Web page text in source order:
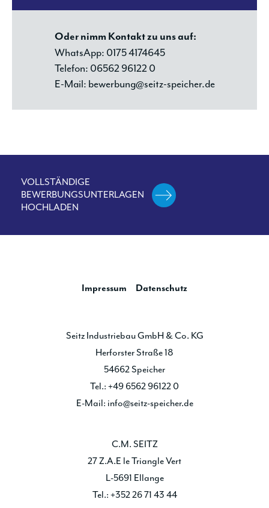
Oder nimm Kontakt zu uns auf:
WhatsApp: 0175 4174645
Telefon: 06562 96122 0
E-Mail: bewerbung@seitz-speicher.de
VOLLSTÄNDIGE
BEWERBUNGSUNTERLAGEN
HOCHLADEN
Impressum Datenschutz
Seitz Industriebau GmbH & Co. KG
Herforster Straße 18
54662 Speicher
Tel.: +49 6562 96122 0
E-Mail: info@seitz-speicher.de
C.M. SEITZ
27 Z.A.E le Triangle Vert
L-5691 Ellange
Tel.: +352 26 71 43 44